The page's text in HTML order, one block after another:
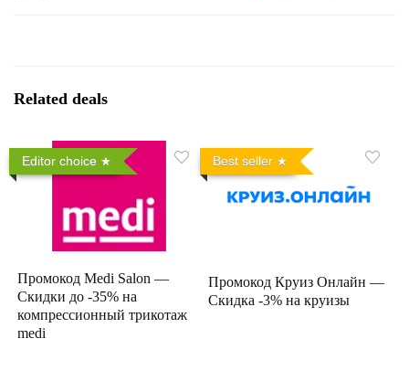
Related deals
Editor choice
Промокод Medi Salon —
Скидки до -35% на
компрессионный трикотаж
medi
Best seller
Промокод Круиз Онлайн —
Скидка -3% на круизы